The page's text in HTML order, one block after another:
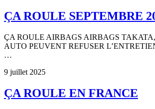
ÇA ROULE SEPTEMBRE
ÇA ROULE AIRBAGS AIRBAGS
AUTO PEUVENT REFUSER
…
9 juillet 2025
ÇA ROULE EN FRANCE